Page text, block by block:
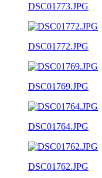
DSC01773.JPG
DSC01772.JPG
DSC01769.JPG
DSC01764.JPG
DSC01762.JPG